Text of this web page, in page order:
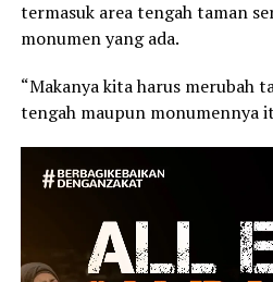
termasuk area tengah taman
monumen yang ada.
“Makanya kita harus merubah
tengah maupun monumennya